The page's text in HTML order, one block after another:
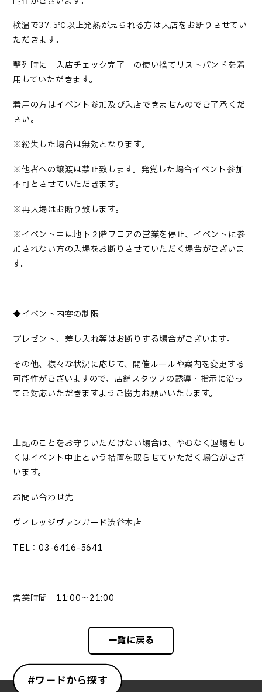
検温で37.5℃以上発熱が見られる方は入店をお断りさせてい
ただきます。
整列時に「入店チェック完了」の使い捨てリストバンドを着
用していただきます。
着用の方はイベント参加及び入店できませんのでご了承くだ
さい。
※紛失した場合は無効となります。
※他者への譲渡は禁止致します。発覚した場合イベント参加
不可とさせていただきます。
※再入場はお断り致します。
※イベント中は地下２階フロアの営業を停止、イベントに参
加されない方の入場をお断りさせていただく場合がございま
す。
◆イベント内容の制限
プレゼント、差し入れ等はお断りする場合がございます。
その他、様々な状況に応じて、開催ルールや案内を変更する
可能性がございますので、店舗スタッフの誘導・指示に沿っ
てご対応いただきますようご協力お願いいたします。
上記のことをお守りいただけない場合は、やむなく退場もし
くはイベント中止という措置を取らせていただく場合がござ
います。
お問い合わせ先
ヴィレッジヴァンガード渋谷本店
TEL：03-6416-5641
営業時間 11:00～21:00
一覧に戻る
#ワードから探す